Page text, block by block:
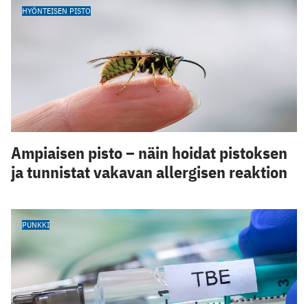
HYÖNTEISEN PISTO
Ampiaisen pisto – näin hoidat pistoksen
ja tunnistat vakavan allergisen reaktion
PUNKKI